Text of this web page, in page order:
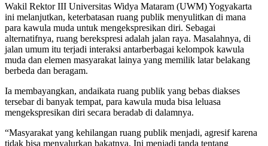
Wakil Rektor III Universitas Widya Mataram (UWM) Yogyakarta
ini melanjutkan, keterbatasan ruang publik menyulitkan di mana
para kawula muda untuk mengekspresikan diri. Sebagai
alternatifnya, ruang berekspresi adalah jalan raya. Masalahnya, di
jalan umum itu terjadi interaksi antarberbagai kelompok kawula
muda dan elemen masyarakat lainya yang memilik latar belakang
berbeda dan beragam.
Ia membayangkan, andaikata ruang publik yang bebas diakses
tersebar di banyak tempat, para kawula muda bisa leluasa
mengekspresikan diri secara beradab di dalamnya.
“Masyarakat yang kehilangan ruang publik menjadi, agresif karena
tidak bisa menyalurkan bakatnya. Ini menjadi tanda tentang